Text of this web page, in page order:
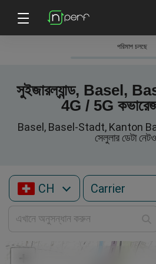
পরিমাপ চলছে
সুইজারল্যান্ড, Basel,
4G / 5G কভারেজ
Basel, Basel-Stadt, Kanton
সেলুলার ডেটা
CH